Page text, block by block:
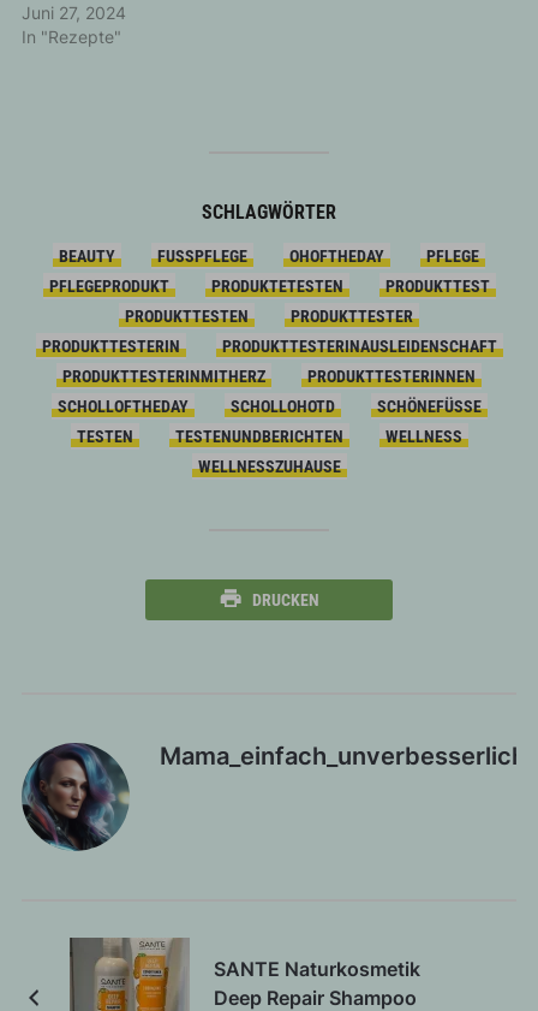
Juni 27, 2024
In "Rezepte"
SCHLAGWÖRTER
BEAUTY FUSSPFLEGE OHOFTHEDAY
PFLEGE
PFLEGEPRODUKT
PRODUKTETESTEN
PRODUKTTEST
PRODUKTTESTEN
PRODUKTTESTER
PRODUKTTESTERIN
PRODUKTTESTERINAUSLEIDENSCHAFT
PRODUKTTESTERINMITHERZ
PRODUKTTESTERINNEN
SCHOLLOFTHEDAY
SCHOLLOHOTD
SCHÖNEFÜSSE
TESTEN
TESTENUNDBERICHTEN
WELLNESS
WELLNESSZUHAUSE
DRUCKEN
Mama_einfach_unverbesserlich
SANTE Naturkosmetik
Deep Repair Shampoo